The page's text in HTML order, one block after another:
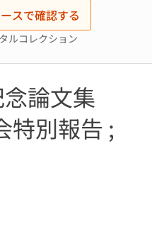
スで確認する
ルコレクション
論文集
特別報告 ;